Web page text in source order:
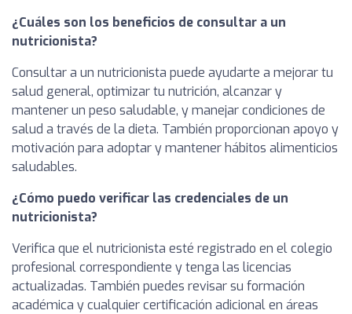
¿Cuáles son los beneficios de consultar a un
nutricionista?
Consultar a un nutricionista puede ayudarte a mejorar tu
salud general, optimizar tu nutrición, alcanzar y
mantener un peso saludable, y manejar condiciones de
salud a través de la dieta. También proporcionan apoyo y
motivación para adoptar y mantener hábitos alimenticios
saludables.
¿Cómo puedo verificar las credenciales de un
nutricionista?
Verifica que el nutricionista esté registrado en el colegio
profesional correspondiente y tenga las licencias
actualizadas. También puedes revisar su formación
académica y cualquier certificación adicional en áreas